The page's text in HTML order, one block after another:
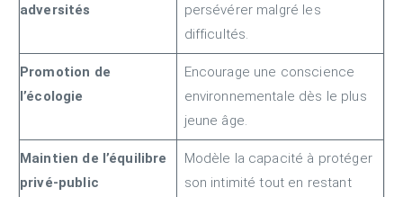
adversités
persévérer malgré les
difficultés.
Promotion de
l’écologie
Encourage une conscience
environnementale dès le plus
jeune âge.
Maintien de l’équilibre
privé-public
Modèle la capacité à protéger
son intimité tout en restant